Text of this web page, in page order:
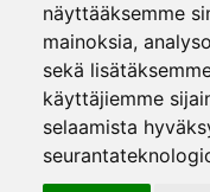
näyttääksemme
mainoksia,
sekä
käyttäjiemme
selaamista